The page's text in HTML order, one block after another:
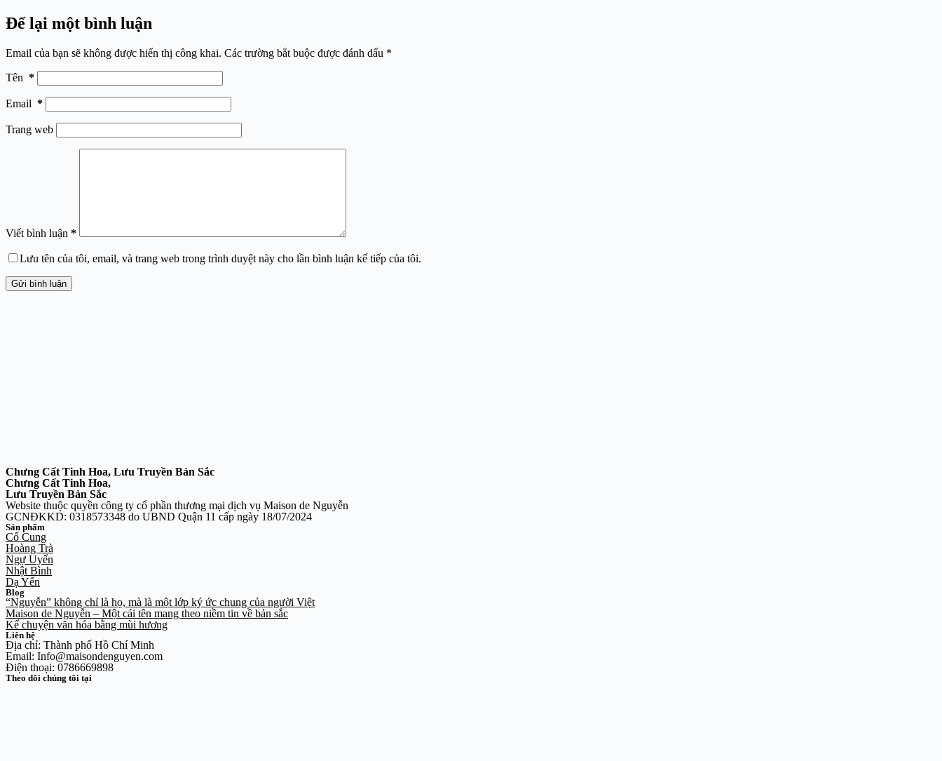
Để lại một bình luận
Email của bạn sẽ không được hiển thị công khai. Các trường bắt buộc được đánh dấu *
Tên *
Email *
Trang web
Viết bình luận *
Lưu tên của tôi, email, và trang web trong trình duyệt này cho lần bình luận kế tiếp của tôi.
Gửi bình luận
Chưng Cất Tinh Hoa, Lưu Truyền Bản Sắc
Chưng Cất Tinh Hoa,
Lưu Truyền Bản Sắc
Website thuộc quyền công ty cổ phần thương mại dịch vụ Maison de Nguyễn
GCNĐKKD: 0318573348 do UBND Quận 11 cấp ngày 18/07/2024
Sản phẩm
Cố Cung
Hoàng Trà
Ngự Uyển
Nhật Bình
Dạ Yến
Blog
“Nguyễn” không chỉ là họ, mà là một lớp ký ức chung của người Việt
Maison de Nguyễn – Một cái tên mang theo niềm tin về bản sắc
Kể chuyện văn hóa bằng mùi hương
Liên hệ
Địa chỉ: Thành phố Hồ Chí Minh
Email: Info@maisondenguyen.com
Điện thoại: 0786669898
Theo dõi chúng tôi tại